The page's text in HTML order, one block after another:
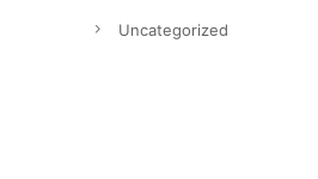
Uncategorized